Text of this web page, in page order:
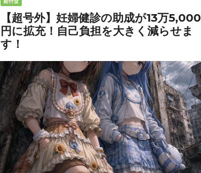
給付金
【超号外】妊婦健診の助成が13万5,000
円に拡充！自己負担を大きく減らせま
す！